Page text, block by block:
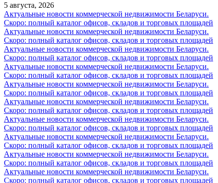
5 августа, 2026
Актуальные новости коммерческой недвижимости Беларуси.
Скоро: полный каталог офисов, складов и торговых площадей
Актуальные новости коммерческой недвижимости Беларуси.
Скоро: полный каталог офисов, складов и торговых площадей
Актуальные новости коммерческой недвижимости Беларуси.
Скоро: полный каталог офисов, складов и торговых площадей
Актуальные новости коммерческой недвижимости Беларуси.
Скоро: полный каталог офисов, складов и торговых площадей
Актуальные новости коммерческой недвижимости Беларуси.
Скоро: полный каталог офисов, складов и торговых площадей
Актуальные новости коммерческой недвижимости Беларуси.
Скоро: полный каталог офисов, складов и торговых площадей
Актуальные новости коммерческой недвижимости Беларуси.
Скоро: полный каталог офисов, складов и торговых площадей
Актуальные новости коммерческой недвижимости Беларуси.
Скоро: полный каталог офисов, складов и торговых площадей
Актуальные новости коммерческой недвижимости Беларуси.
Скоро: полный каталог офисов, складов и торговых площадей
Актуальные новости коммерческой недвижимости Беларуси.
Скоро: полный каталог офисов, складов и торговых площадей